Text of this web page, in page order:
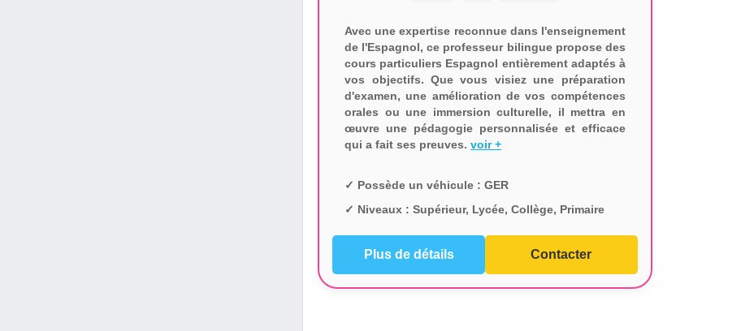
Avec une expertise reconnue dans l'enseignement
de l'Espagnol, ce professeur bilingue propose des
cours particuliers Espagnol entièrement adaptés à
vos objectifs. Que vous visiez une préparation
d'examen, une amélioration de vos compétences
orales ou une immersion culturelle, il mettra en
œuvre une pédagogie personnalisée et efficace
qui a fait ses preuves.voir +
✓ Possède un véhicule :GER
✓ Niveaux :Supérieur, Lycée, Collège, Primaire
Plus de détails Contacter